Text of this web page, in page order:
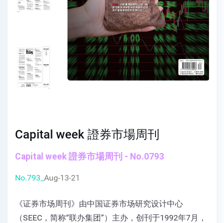
Capital week 證券市場周刊
Capital week 證券市場周刊 - No.0793
No.793_ Aug-13-21
《证券市场周刊》由中国证券市场研究设计中心
（SEEC，简称“联办集团”）主办，创刊于1992年7月，